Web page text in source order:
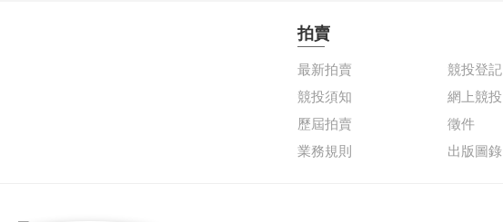
拍賣
最新拍賣
競投登記
競投須知
網上競投
歷屆拍賣
徵件
業務規則
出版圖錄